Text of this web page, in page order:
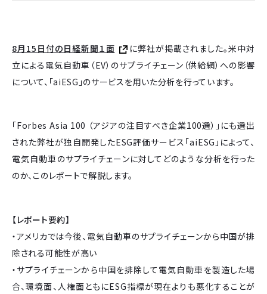
8月15日付の日経新聞１面
に弊社が掲載されました。米中対
立による電気自動車（EV）のサプライチェーン（供給網）への影響
について、「aiESG」のサービスを用いた分析を行っています。
「Forbes Asia 100 （アジアの注目すべき企業100選）」にも選出
された弊社が独自開発したESG評価サービス「aiESG」によって、
電気自動車のサプライチェーンに対してどのような分析を行った
のか、このレポートで解説します。
【レポート要約】
・アメリカでは今後、電気自動車のサプライチェーンから中国が排
除される可能性が高い
・サプライチェーンから中国を排除して電気自動車を製造した場
合、環境面、人権面ともにESG指標が現在よりも悪化することが